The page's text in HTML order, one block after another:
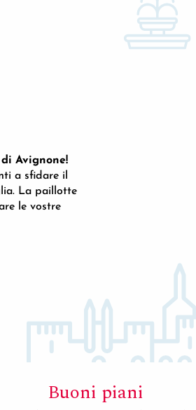
Avignone!
a sfidare il
La paillotte
le vostre
Buoni piani